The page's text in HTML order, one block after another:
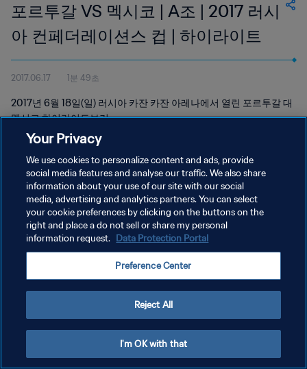
포르투갈 VS 멕시코 | A조 | 2017 러시
아 컨페더레이션스 컵 | 하이라이트
2017.06.17 1분 49초
2017년 6월 18일(일) 러시아 카잔 카잔 아레나에서 열린 포르투갈 대
멕시코 하이라이트보기
개인정보 보호정책
서비스 약관
Your Privacy
We use cookies to personalize content and ads, provide
social media features and analyse our traffic. We also share
information about your use of our site with our social
media, advertising and analytics partners. You can select
your cookie preferences by clicking on the buttons on the
right and place a do not sell or share my personal
information request. Data Protection Portal
Preference Center
Reject All
I'm OK with that